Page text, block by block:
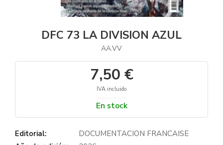
DFC 73 LA DIVISION AZUL
AA.VV
7,50 €
IVA incluido
En stock
Editorial:
DOCUMENTACION FRANCAISE